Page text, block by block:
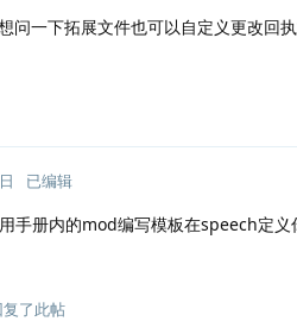
问一下拓展文件也可以自定义更改回
已编辑
手册内的mod编写模板在speech定
复了此帖